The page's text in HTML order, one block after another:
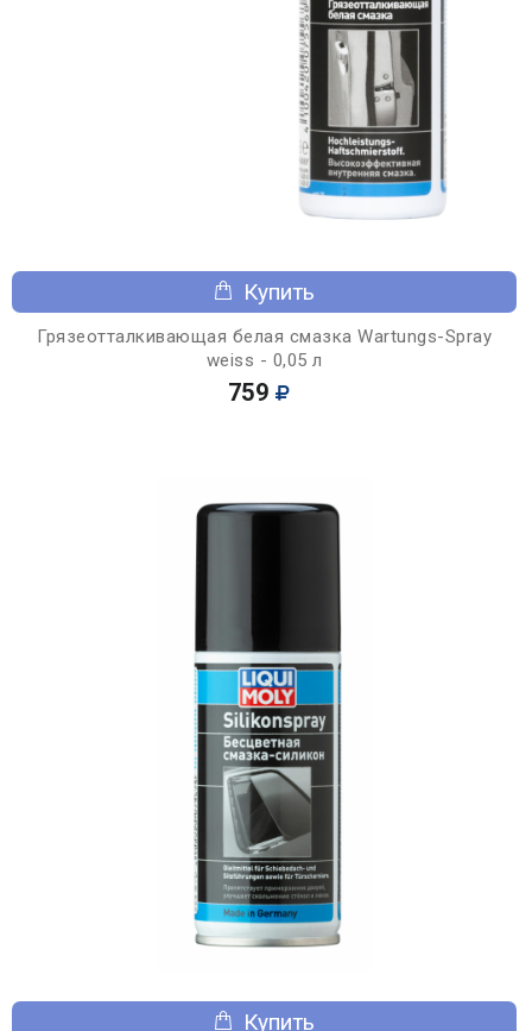
Купить
Грязеотталкивающая белая смазка Wartungs-Spray
weiss - 0,05 л
759
Купить